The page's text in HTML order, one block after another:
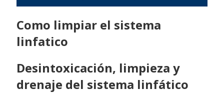
Como limpiar el sistema
linfatico
Desintoxicación, limpieza y
drenaje del sistema linfático